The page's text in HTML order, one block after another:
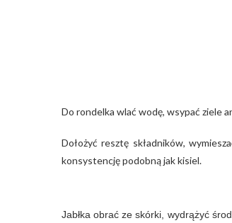
Do rondelka wlać wodę, wsypać ziele
Dołożyć resztę składników,
konsystencję podobną jak kisiel.
Jabłka obrać ze skórki, wydrążyć